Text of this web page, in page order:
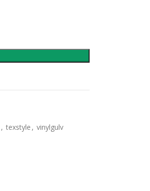
, texstyle , vinylgulv